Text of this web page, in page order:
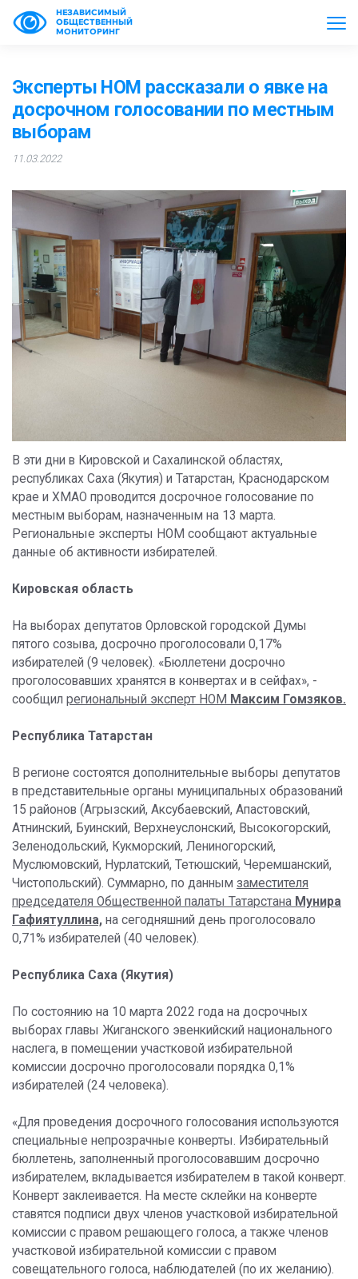
НЕЗАВИСИМЫЙ
ОБЩЕСТВЕННЫЙ
МОНИТОРИНГ
Эксперты НОМ рассказали о явке на
досрочном голосовании по местным
выборам
11.03.2022
В эти дни в Кировской и Сахалинской областях,
республиках Саха (Якутия) и Татарстан, Краснодарском
крае и ХМАО проводится досрочное голосование по
местным выборам, назначенным на 13 марта.
Региональные эксперты НОМ сообщают актуальные
данные об активности избирателей.
Кировская область
На выборах депутатов Орловской городской Думы
пятого созыва, досрочно проголосовали 0,17%
избирателей (9 человек). «Бюллетени досрочно
проголосовавших хранятся в конвертах и в сейфах», -
сообщил региональный эксперт НОМ Максим Гомзяков.
Республика Татарстан
В регионе состоятся дополнительные выборы депутатов
в представительные органы муниципальных образований
15 районов (Агрызский, Аксубаевский, Апастовский,
Атнинский, Буинский, Верхнеуслонский, Высокогорский,
Зеленодольский, Кукморский, Лениногорский,
Муслюмовский, Нурлатский, Тетюшский, Черемшанский,
Чистопольский). Суммарно, по данным заместителя
председателя Общественной палаты Татарстана Мунира
Гафиятуллина, на сегодняшний день проголосовало
0,71% избирателей (40 человек).
Республика Саха (Якутия)
По состоянию на 10 марта 2022 года на досрочных
выборах главы Жиганского эвенкийский национального
наслега, в помещении участковой избирательной
комиссии досрочно проголосовали порядка 0,1%
избирателей (24 человека).
«Для проведения досрочного голосования используются
специальные непрозрачные конверты. Избирательный
бюллетень, заполненный проголосовавшим досрочно
избирателем, вкладывается избирателем в такой конверт.
Конверт заклеивается. На месте склейки на конверте
ставятся подписи двух членов участковой избирательной
комиссии с правом решающего голоса, а также членов
участковой избирательной комиссии с правом
совещательного голоса, наблюдателей (по их желанию).